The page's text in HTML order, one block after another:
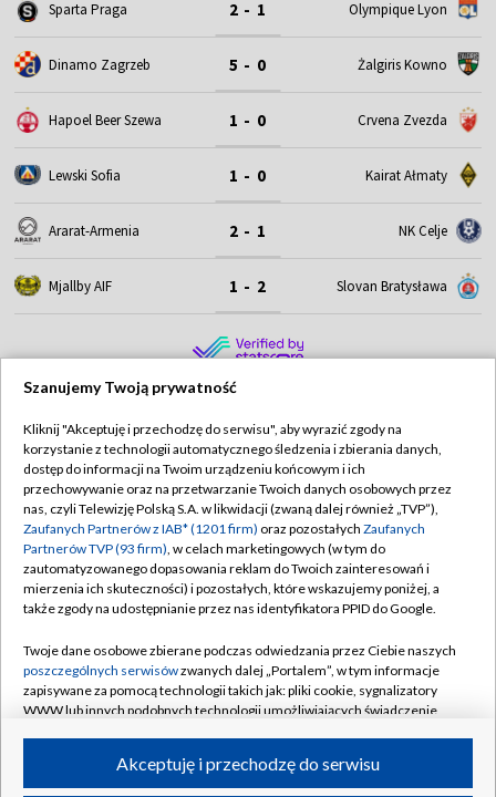
Sparta Praga 2 - 1 Olympique Lyon
Dinamo Zagrzeb 5 - 0 Żalgiris Kowno
Hapoel Beer Szewa 1 - 0 Crvena Zvezda
Lewski Sofia 1 - 0 Kairat Ałmaty
Ararat-Armenia 2 - 1 NK Celje
Mjallby AIF 1 - 2 Slovan Bratysława
TVP
Abonament TVP
Sklep TVP
Biuro Reklamy
Oferta Handlowa
Emisja w TVP
Rada Programowa
Ogłoszenia przetargowe
Akademia Telewizyjna
Regulamin TVP
Polityka prywatności
Moje zgody
Biuro reklamy
Kanały
©2026 Telewizja Polska Spółka Akcyjna w likwidacji
Szanujemy Twoją prywatność
Kliknij "Akceptuję i przechodzę do serwisu", aby wyrazić zgody na
korzystanie z technologii automatycznego śledzenia i zbierania danych,
dostęp do informacji na Twoim urządzeniu końcowym i ich
przechowywanie oraz na przetwarzanie Twoich danych osobowych przez
nas, czyli Telewizję Polską S.A. w likwidacji (zwaną dalej również „TVP”),
Zaufanych Partnerów z IAB* (1201 firm) oraz pozostałych Zaufanych
Partnerów TVP (93 firm), w celach marketingowych (w tym do
zautomatyzowanego dopasowania reklam do Twoich zainteresowań i
mierzenia ich skuteczności) i pozostałych, które wskazujemy poniżej, a
także zgody na udostępnianie przez nas identyfikatora PPID do Google.
Twoje dane osobowe zbierane podczas odwiedzania przez Ciebie naszych
poszczególnych serwisówzwanych dalej „Portalem”, w tym informacje
zapisywane za pomocą technologii takich jak: pliki cookie, sygnalizatory
WWW lub innych podobnych technologii umożliwiających świadczenie
ruchu w Internecie.Akceptuję i przechodzę do serwisu